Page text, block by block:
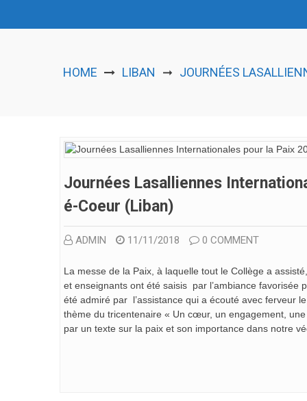
HOME LIBAN ➞ JOURNÉES
Journées Lasalliennes
É-Coeur (Liban)
ADMIN 11/11/2018 0 COMMENT
La messe de la Paix, à laquelle tout le Collège a
et enseignants ont été saisis par l’ambiance favorisée
été admiré par l’assistance qui a écouté avec ferveur
thème du tricentenaire « Un cœur, un engagement,
par un texte sur la paix et son importance dans notre